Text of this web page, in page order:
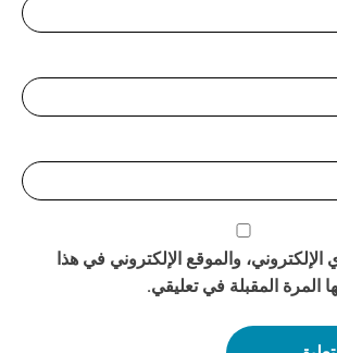
والموقع الإلكتروني في هذا
المرة المقبلة في تعليقي.